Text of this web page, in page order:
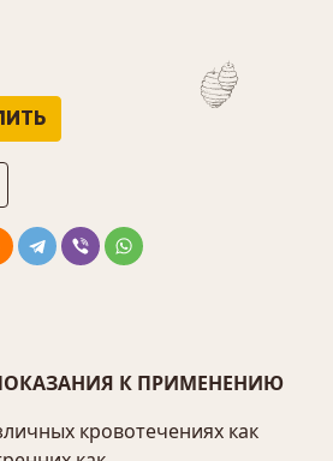
К ПРИМЕНЕНИЮ
кровотечениях как